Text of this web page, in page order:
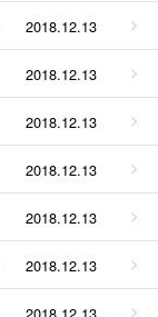
2018.12.13
2018.12.13
2018.12.13
2018.12.13
2018.12.13
2018.12.13